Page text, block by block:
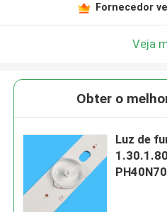
Fornecedor
Veja
Obter o
Luz de